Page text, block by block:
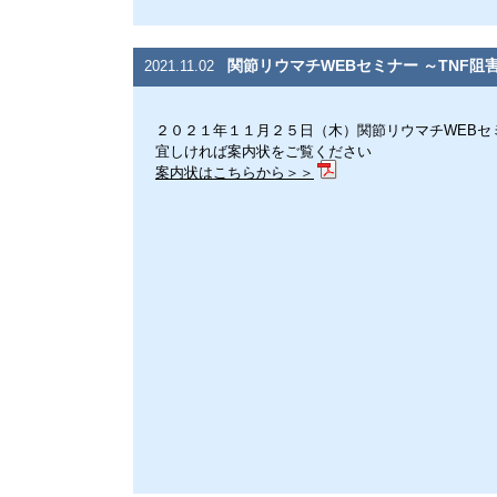
2021.11.02 関節リウマチWEBセミナー ～TNF阻
２０２１年１１月２５日（木）関節リウマチWEB
宜しければ案内状をご覧ください
案内状はこちらから＞＞